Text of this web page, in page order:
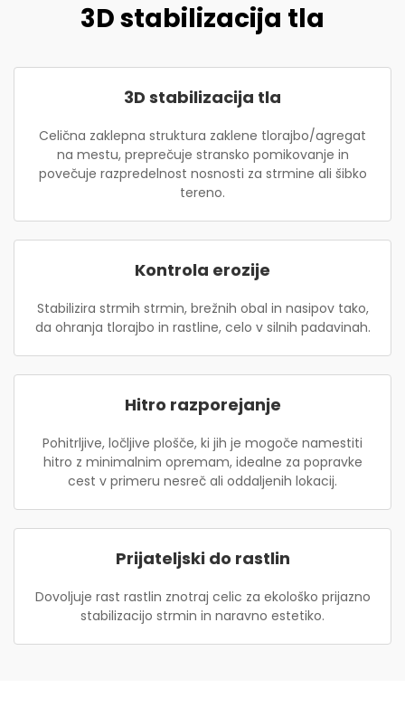
3D stabilizacija tla
3D stabilizacija tla
Celična zaklepna struktura zaklene tlorajbo/agregat
na mestu, preprečuje stransko pomikovanje in
povečuje razpredelnost nosnosti za strmine ali šibko
tereno.
Kontrola erozije
Stabilizira strmih strmin, brežnih obal in nasipov tako,
da ohranja tlorajbo in rastline, celo v silnih padavinah.
Hitro razporejanje
Pohitrljive, ločljive plošče, ki jih je mogoče namestiti
hitro z minimalnim opremam, idealne za popravke
cest v primeru nesreč ali oddaljenih lokacij.
Prijateljski do rastlin
Dovoljuje rast rastlin znotraj celic za ekološko prijazno
stabilizacijo strmin in naravno estetiko.